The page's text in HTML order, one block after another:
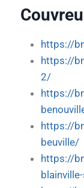
https://
https://
2/
https://
https://
beuville/
https://